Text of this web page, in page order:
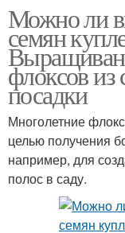
Уход за
флоксами
флоксы
Можно ли
семян
флоксов из
посадки
Многолетние
целью получения
например, для
полос в саду.